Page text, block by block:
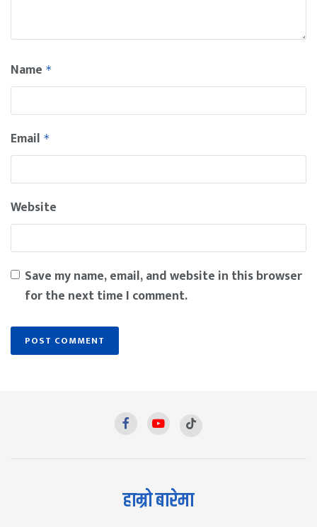
Name *
Email *
Website
Save my name, email, and website in this browser
for the next time I comment.
हाम्रो बारेमा